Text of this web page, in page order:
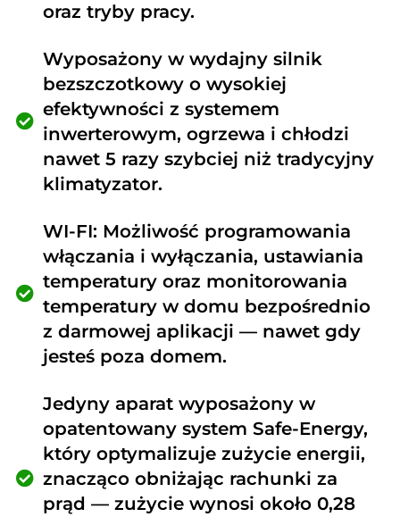
oraz tryby pracy.
Wyposażony w wydajny silnik
bezszczotkowy o wysokiej
efektywności z systemem
inwerterowym, ogrzewa i chłodzi
nawet 5 razy szybciej niż tradycyjny
klimatyzator.
WI-FI: Możliwość programowania
włączania i wyłączania, ustawiania
temperatury oraz monitorowania
temperatury w domu bezpośrednio
z darmowej aplikacji — nawet gdy
jesteś poza domem.
Jedyny aparat wyposażony w
opatentowany system Safe-Energy,
który optymalizuje zużycie energii,
znacząco obniżając rachunki za
prąd — zużycie wynosi około 0,28